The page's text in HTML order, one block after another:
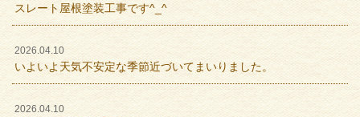
スレート屋根塗装工事です^_^
2026.04.10
いよいよ天気不安定な季節近づいてまいりました。
2026.04.10